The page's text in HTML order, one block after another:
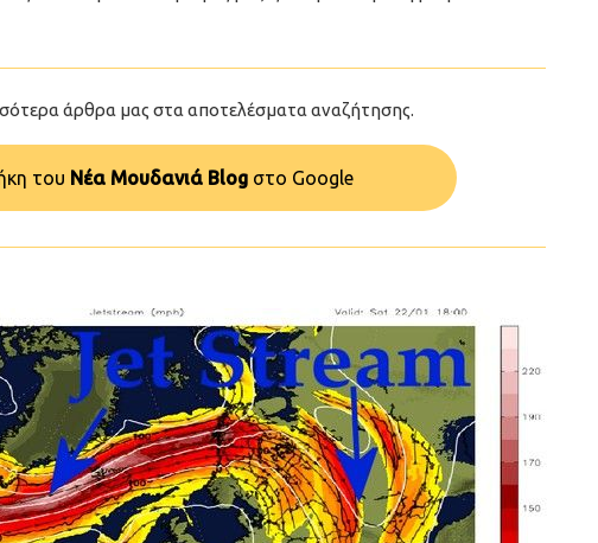
άρθρα μας στα αποτελέσματα αναζήτησης.
του Νέα Μουδανιά Blogστo Google